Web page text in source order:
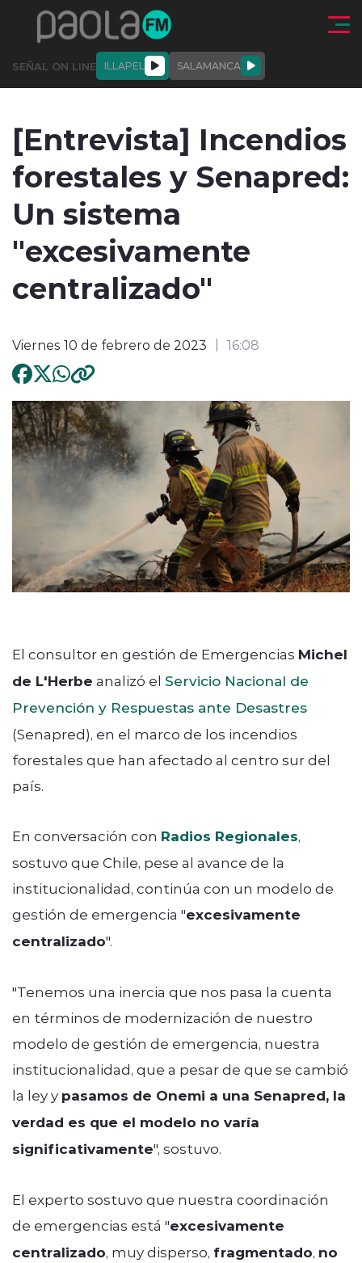
Click acá para ir directamente al contenido
SEÑAL ON LINE ILLAPEL SALAMANCA
ACTUALIDAD SOMOS
modo claro
[Entrevista] Incendios
forestales y Senapred:
Un sistema
"excesivamente
centralizado"
Viernes 10 de febrero de 2023 16:08
El consultor en gestión de Emergencias Michel
de L'Herbe analizó el Servicio Nacional de
Prevención y Respuestas ante Desastres
(Senapred), en el marco de los incendios
forestales que han afectado al centro sur del
país.
En conversación con Radios Regionales,
sostuvo que Chile, pese al avance de la
institucionalidad, continúa con un modelo de
gestión de emergencia "excesivamente
centralizado".
"Tenemos una inercia que nos pasa la cuenta
en términos de modernización de nuestro
modelo de gestión de emergencia, nuestra
institucionalidad, que a pesar de que se cambió
la ley y pasamos de Onemi a una Senapred, la
verdad es que el modelo no varía
significativamente", sostuvo.
El experto sostuvo que nuestra coordinación
de emergencias está "excesivamente
centralizado, muy disperso, fragmentado, no